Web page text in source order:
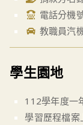
電話分機
教職員汽
學生園地
112學年度一
學習歷程檔案